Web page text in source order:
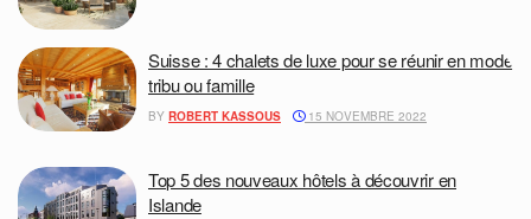
Suisse : 4 chalets de luxe pour se réunir en mode
tribu ou famille
BY ROBERT KASSOUS 15 NOVEMBRE 2022
Top 5 des nouveaux hôtels à découvrir en
Islande